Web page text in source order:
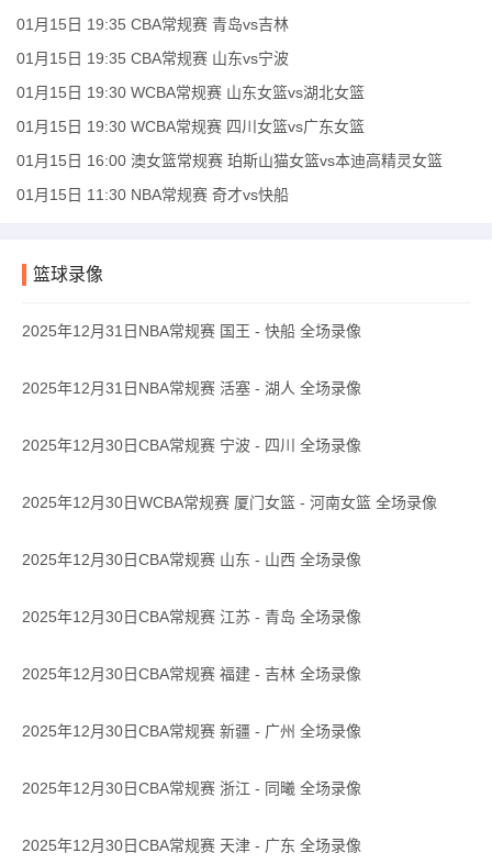
01月15日 19:35 CBA常规赛 青岛vs吉林
01月15日 19:35 CBA常规赛 山东vs宁波
01月15日 19:30 WCBA常规赛 山东女篮vs湖北女篮
01月15日 19:30 WCBA常规赛 四川女篮vs广东女篮
01月15日 16:00 澳女篮常规赛 珀斯山猫女篮vs本迪高精灵女篮
01月15日 11:30 NBA常规赛 奇才vs快船
篮球录像
2025年12月31日NBA常规赛 国王 - 快船 全场录像
2025年12月31日NBA常规赛 活塞 - 湖人 全场录像
2025年12月30日CBA常规赛 宁波 - 四川 全场录像
2025年12月30日WCBA常规赛 厦门女篮 - 河南女篮 全场录像
2025年12月30日CBA常规赛 山东 - 山西 全场录像
2025年12月30日CBA常规赛 江苏 - 青岛 全场录像
2025年12月30日CBA常规赛 福建 - 吉林 全场录像
2025年12月30日CBA常规赛 新疆 - 广州 全场录像
2025年12月30日CBA常规赛 浙江 - 同曦 全场录像
2025年12月30日CBA常规赛 天津 - 广东 全场录像